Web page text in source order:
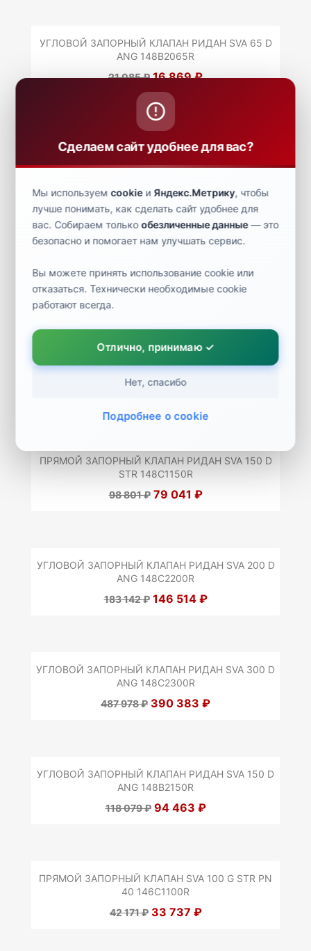
УГЛОВОЙ ЗАПОРНЫЙ КЛАПАН РИДАН SVA 65 D
ANG 148B2065R
21 085 ₽ 16 869 ₽
ИГОЛЬЧАТЫЙ ЗАПОРНЫЙ КЛАПАН SNV-L ANG
118 079 ₽ 94 463 ₽
УГЛОВОЙ ЗАПОРНЫЙ КЛАПАН SVA 100 G ANG PN
40 146C2100R
42 171 ₽
33 737 ₽
ПРЯМОЙ ЗАПОРНЫЙ КЛАПАН РИДАН SVA 150 D
STR 148C1150R
98 801 ₽ 79 041 ₽
УГЛОВОЙ ЗАПОРНЫЙ КЛАПАН РИДАН SVA 200 D
ANG 148C2200R
183 142 ₽ 146 514 ₽
УГЛОВОЙ ЗАПОРНЫЙ КЛАПАН РИДАН SVA 300 D
ANG 148C2300R
487 978 ₽ 390 383 ₽
УГЛОВОЙ ЗАПОРНЫЙ КЛАПАН РИДАН SVA 150 D
ANG 148B2150R
118 079 ₽ 94 463 ₽
ПРЯМОЙ ЗАПОРНЫЙ КЛАПАН SVA 100 G STR PN
40 146C1100R
42 171 ₽ 33 737 ₽
Сделаем сайт удобнее для вас?
Мы используемcookieи Яндекс.Метрику, чтобы
лучше понимать, как сделать сайт удобнее для
вас. Собираем толькообезличенные данные— это
безопасно и помогает нам улучшать сервис.
Вы можете принять использование cookie или
отказаться. Технически необходимые cookie
работают всегда.
Отлично, принимаю ✓
Нет, спасибо
Подробнее о cookie